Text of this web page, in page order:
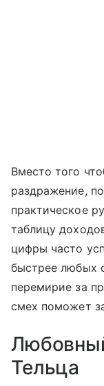
Вместо того
раздражение,
практическое
таблицу
цифры часто
быстрее любых
перемирие за
смех поможет
Тельца